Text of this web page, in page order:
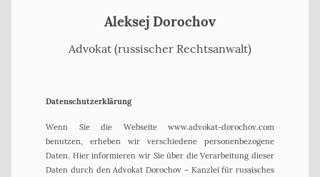
Aleksej Dorochov
Advokat (russischer Rechtsanwalt)
Datenschutzerklärung
Wenn Sie die Webseite www.advokat-dorochov.com
benutzen, erheben wir verschiedene personenbezogene
Daten. Hier informieren wir Sie über die Verarbeitung dieser
Daten durch den Advokat Dorochov – Kanzlei für russisches